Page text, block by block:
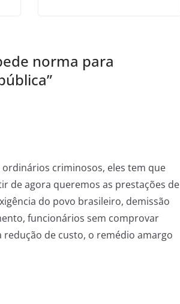
norma para
”
criminosos, eles tem que
de agora queremos as prestações de
do povo brasileiro, demissão
funcionários sem comprovar
de custo, o remédio amargo